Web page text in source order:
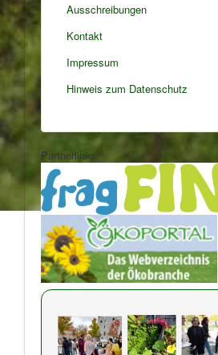
Ausschreibungen
Kontakt
Impressum
Hinweis zum Datenschutz
Partnerlinks: